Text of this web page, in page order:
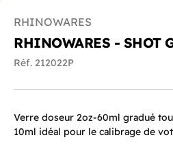
RHINOWARES
RHINOWARES - SHOT
Réf. 212022P
Verre doseur 2oz-60ml gradué
10ml idéal pour le calibrage de